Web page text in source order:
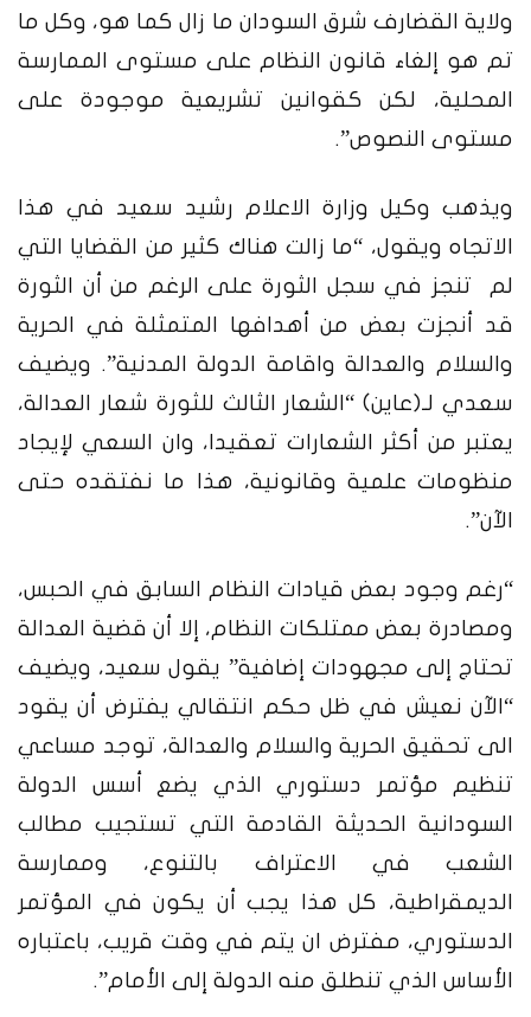
ولاية القضارف شرق السودان ما زال كما هو، وكل ما
تم هو إلغاء قانون النظام على مستوى الممارسة
المحلية، لكن كقوانين تشريعية موجودة على
مستوى النصوص”.
ويذهب وكيل وزارة الاعلام رشيد سعيد في هذا
الاتجاه ويقول، “ما زالت هناك كثير من القضايا التي
لم تنجز في سجل الثورة على الرغم من أن الثورة
قد أنجزت بعض من أهدافها المتمثلة في الحرية
والسلام والعدالة واقامة الدولة المدنية”. ويضيف
سعدي لـ(عاين) “الشعار الثالث للثورة شعار العدالة،
يعتبر من أكثر الشعارات تعقيدا، وان السعي لإيجاد
منظومات علمية وقانونية، هذا ما نفتقده حتى
الآن”.
“رغم وجود بعض قيادات النظام السابق في الحبس،
ومصادرة بعض ممتلكات النظام، إلا أن قضية العدالة
تحتاج إلى مجهودات إضافية” يقول سعيد، ويضيف
“الآن نعيش في ظل حكم انتقالي يفترض أن يقود
الى تحقيق الحرية والسلام والعدالة، توجد مساعي
تنظيم مؤتمر دستوري الذي يضع أسس الدولة
السودانية الحديثة القادمة التي تستجيب مطالب
الشعب في الاعتراف بالتنوع، وممارسة
الديمقراطية، كل هذا يجب أن يكون في المؤتمر
الدستوري، مفترض ان يتم في وقت قريب، باعتباره
الأساس الذي تنطلق منه الدولة إلى الأمام”.